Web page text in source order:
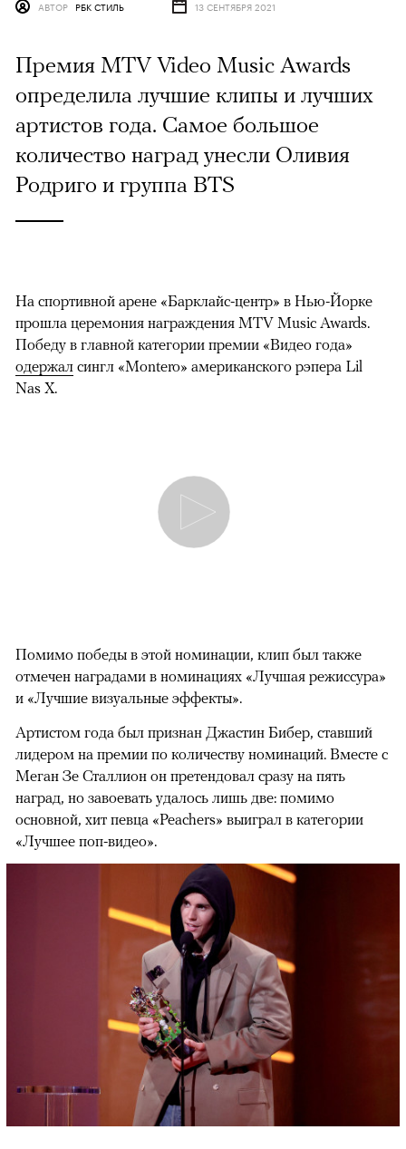
АВТОР РБК СТИЛЬ 13 СЕНТЯБРЯ 2021
Премия MTV Video Music Awards
определила лучшие клипы и лучших
артистов года. Самое большое
количество наград унесли Оливия
Родриго и группа BTS
На спортивной арене «Барклайс-центр» в Нью-Йорке
прошла церемония награждения MTV Music Awards.
Победу в главной категории премии «Видео года»
одержал сингл «Montero» американского рэпера Lil
Nas X.
Помимо победы в этой номинации, клип был также
отмечен наградами в номинациях «Лучшая режиссура»
и «Лучшие визуальные эффекты».
Артистом года был признан Джастин Бибер, ставший
лидером на премии по количеству номинаций. Вместе с
Меган Зе Сталлион он претендовал сразу на пять
наград, но завоевать удалось лишь две: помимо
основной, хит певца «Peachers» выиграл в категории
«Лучшее поп-видео».